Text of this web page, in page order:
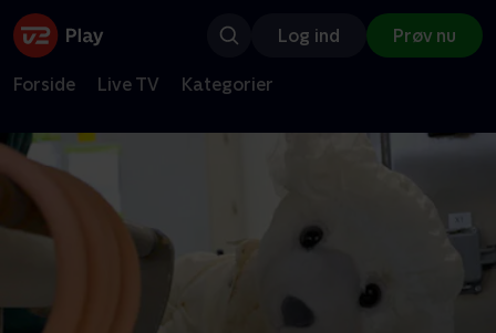
Log ind Prøv nu
Forside Live TV Kategorier